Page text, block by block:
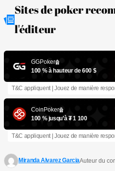
Sites de poker
l'éditeur
GGPoker
100 % à hauteur de 600 $
T&C appliquent | Jouez de manière
CoinPoker
100 % jusqu’à ₮ 1 100
T&C appliquent | Jouez de manière
Miranda Alvarez GarciaAuteur du